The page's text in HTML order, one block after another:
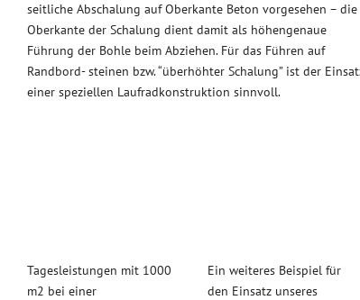
seitliche Abschalung auf Oberkante Beton vorgesehen – die
Oberkante der Schalung dient damit als höhengenaue
Führung der Bohle beim Abziehen. Für das Führen auf
Randbord- steinen bzw. “überhöhter Schalung” ist der
einer speziellen Laufradkonstruktion sinnvoll.
Tagesleistungen mit 1000
m2 bei einer
Ein weiteres Beispiel für
den Einsatz unseres